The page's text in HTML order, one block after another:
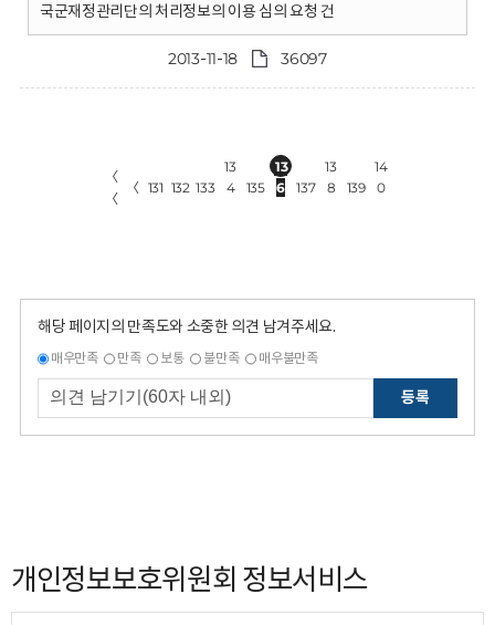
국군재정관리단의 처리정보의 이용 심의 요청 건
2013-11-18 36097
〈
〈
〈 131 132 133
13
4
135
13
6
137
13
8
139
14
0
해당 페이지의 만족도와 소중한 의견 남겨주세요.
매우만족 만족 보통 불만족 매우불만족
등록
개인정보보호위원회 정보서비스